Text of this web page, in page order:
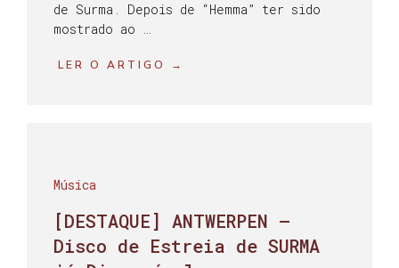
de Surma. Depois de “Hemma” ter sido
mostrado ao …
LER O ARTIGO →
Música
[DESTAQUE] ANTWERPEN –
Disco de Estreia de SURMA